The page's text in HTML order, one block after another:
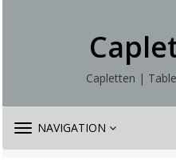
Capletten |
TOGGLE
NAVIGATION